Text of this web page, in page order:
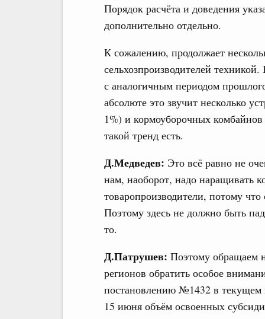
Порядок расчёта и доведения
дополнительно отдельно.
К сожалению, продолжает
сельхозпроизводителей
с аналогичным периодом
абсолюте это звучит несколько
1%) и кормоуборочных
такой тренд есть.
Д.Медведев: Это всё равно не
нам, наоборот, надо наращивать
товаропроизводители, потому
Поэтому здесь не должно быть
то.
Д.Патрушев: Поэтому обращаем
регионов обратить особое
постановлению №1432 в текущем
15 июня объём освоенных